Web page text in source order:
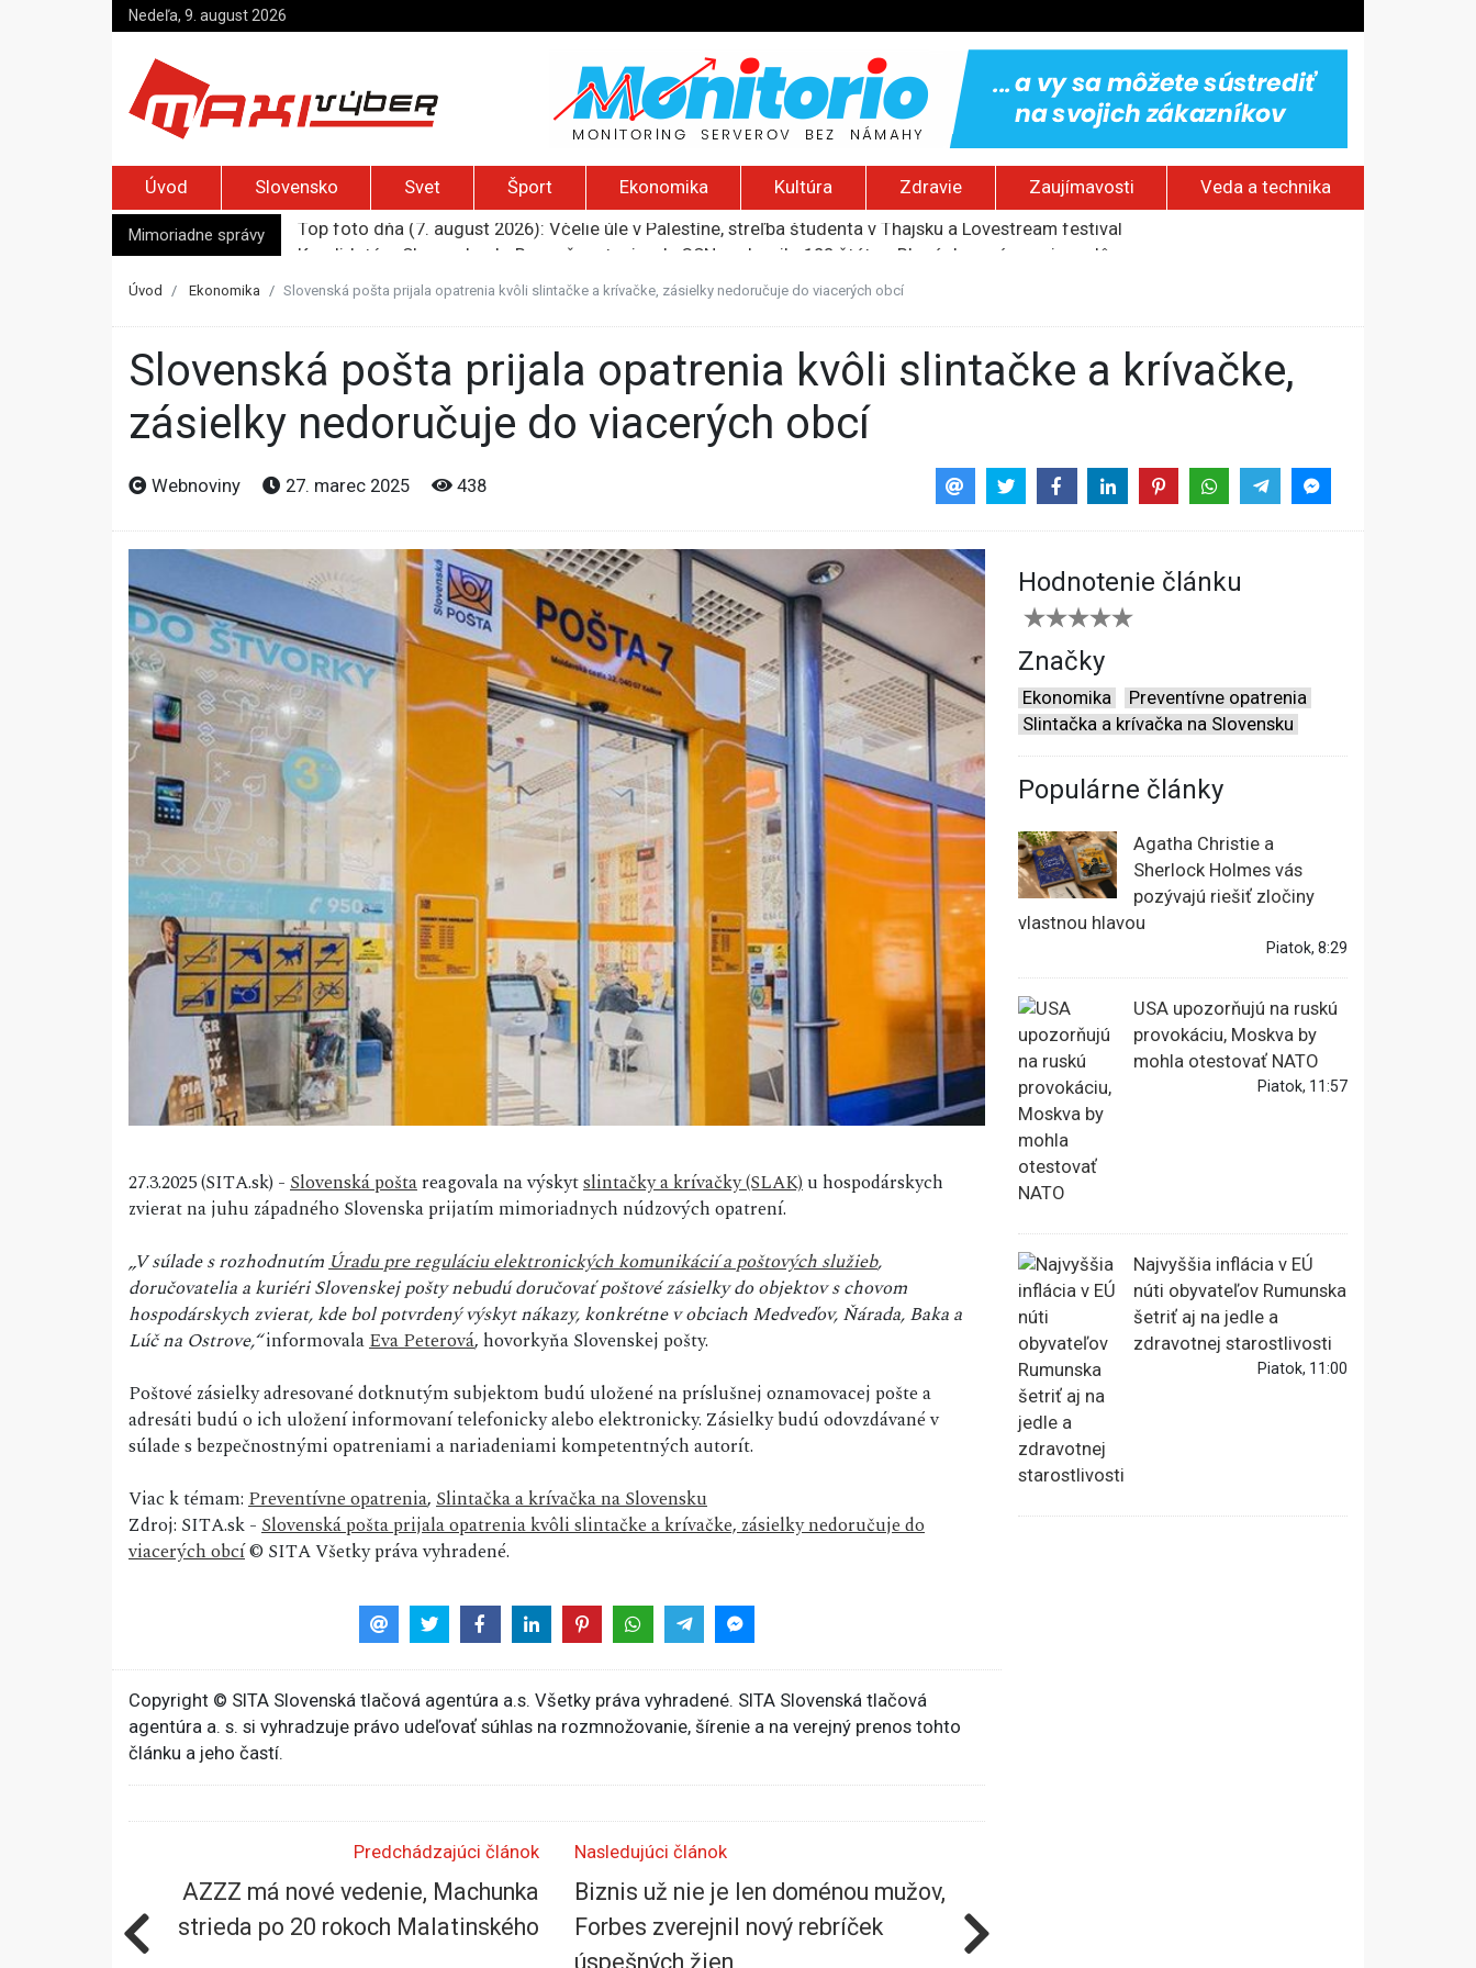
Nedeľa, 9. august 2026
Úvod Slovensko Svet Šport Ekonomika Kultúra Zdravie Zaujímavosti Veda a technika
Mimoriadne správy
Kandidatúru Slovenska do Bezpečnostnej rady OSN podporilo 123 štátov, Blanár hovorí o prejave dôvery
Pápež Lev XIV. sa vo Francúzsku stretne s obeťami sexuálneho zneužívania kňazmi
Úvod Ekonomika Slovenská pošta prijala opatrenia kvôli slintačke a krívačke, zásielky nedoručuje do viacerých obcí
Slovenská pošta prijala opatrenia kvôli slintačke a krívačke,
zásielky nedoručuje do viacerých obcí
Webnoviny 27. marec 2025 438
27.3.2025 (SITA.sk) -Slovenská poštareagovala na výskytslintačky a krívačky (SLAK)u hospodárskych
zvierat na juhu západného Slovenska prijatím mimoriadnych núdzových opatrení.
„V súlade s rozhodnutímÚradu pre reguláciu elektronických komunikácií a poštových služieb,
doručovatelia a kuriéri Slovenskej pošty nebudú doručovať poštové zásielky do objektov s chovom
hospodárskych zvierat, kde bol potvrdený výskyt nákazy, konkrétne v obciach Medveďov, Ňárada, Baka a
Lúč na Ostrove,“informovalaEva Peterová, hovorkyňa Slovenskej pošty.
Poštové zásielky adresované dotknutým subjektom budú uložené na príslušnej oznamovacej pošte a
adresáti budú o ich uložení informovaní telefonicky alebo elektronicky. Zásielky budú odovzdávané v
súlade s bezpečnostnými opatreniami a nariadeniami kompetentných autorít.
Viac k témam:Preventívne opatrenia,Slintačka a krívačka na Slovensku
Zdroj: SITA.sk -Slovenská pošta prijala opatrenia kvôli slintačke a krívačke, zásielky nedoručuje do
viacerých obcí© SITA Všetky práva vyhradené.
Hodnotenie článku
Značky
Ekonomika
Preventívne opatrenia
Slintačka a krívačka na Slovensku
Populárne články
Agatha Christie a
Sherlock Holmes vás
pozývajú riešiť zločiny
vlastnou hlavou
Piatok, 8:29
USA upozorňujú na ruskú
provokáciu, Moskva by
mohla otestovať NATO
Piatok, 11:57
Najvyššia inflácia v EÚ
núti obyvateľov Rumunska
šetriť aj na jedle a
zdravotnej starostlivosti
Piatok, 11:00
Copyright © SITA Slovenská tlačová agentúra a.s. Všetky práva vyhradené. SITA Slovenská tlačová
agentúra a. s. si vyhradzuje právo udeľovať súhlas na rozmnožovanie, šírenie a na verejný prenos tohto
článku a jeho častí.
Predchádzajúci článok
AZZZ má nové vedenie, Machunka
strieda po 20 rokoch Malatinského
Nasledujúci článok
Biznis už nie je len doménou mužov,
Forbes zverejnil nový rebríček
úspešných žien